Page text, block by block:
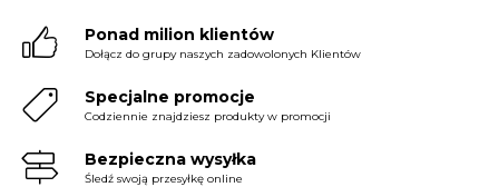
Ponad milion klientów
Dołącz do grupy naszych zadowolonych Klientów
Specjalne promocje
Codziennie znajdziesz produkty w promocji
Bezpieczna wysyłka
Śledź swoją przesyłkę online